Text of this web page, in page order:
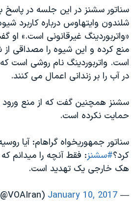
صفحه‌های ویژه
سفر پرزیدنت ترامپ به چین
سناتور سشنز در این جلسه در پاسخ
شلندون وایتهاوس درباره کاربرد
«واتربوردینگ غیرقانونی است.» او
منع کرده و این شیوه را مصداقی
است. واتربوردینگ نام روشی است
در آب را بر زندانی اعمال می کنند.
سشنز همچنین گفت که از منع ورود
حمایت نکرده است.
سناتور جمهوریخواه گراهام: آیا
کرد؟#سشنز: فقط آنچه را میدانم
هک خارجی یک تهدید است.
— VOA Farsi (@VOAIran)
January 10, 2017